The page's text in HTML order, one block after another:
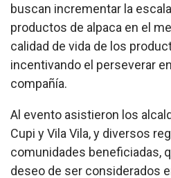
buscan incrementar la
productos de alpaca en el
calidad de vida de los
incentivando el perseverar
compañía.
Al evento asistieron los
Cupi y Vila Vila, y diversos
comunidades beneficiadas,
deseo de ser considerados